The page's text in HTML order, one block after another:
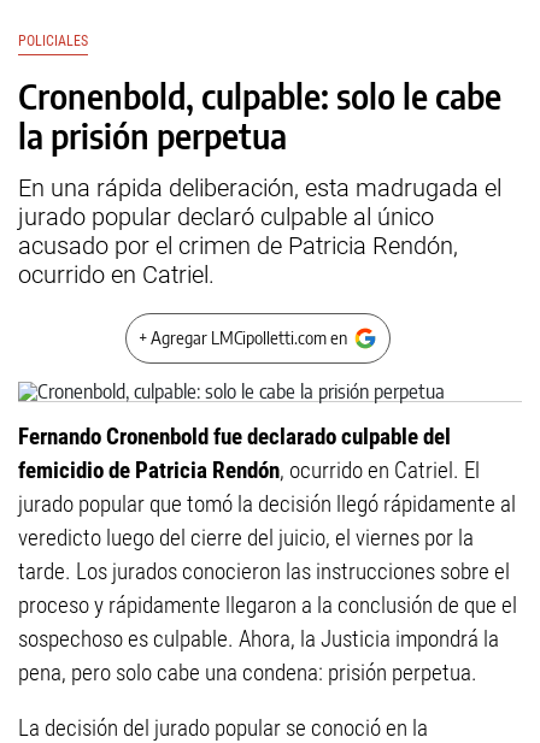
POLICIALES
Cronenbold, culpable: solo le cabe
la prisión perpetua
En una rápida deliberación, esta madrugada el
jurado popular declaró culpable al único
acusado por el crimen de Patricia Rendón,
ocurrido en Catriel.
+ Agregar LMCipolletti.com en
Fernando Cronenbold fue declarado culpable del
femicidio de Patricia Rendón, ocurrido en Catriel. El
jurado popular que tomó la decisión llegó rápidamente al
veredicto luego del cierre del juicio, el viernes por la
tarde. Los jurados conocieron las instrucciones sobre el
proceso y rápidamente llegaron a la conclusión de que el
sospechoso es culpable. Ahora, la Justicia impondrá la
pena, pero solo cabe una condena: prisión perpetua.
La decisión del jurado popular se conoció en la